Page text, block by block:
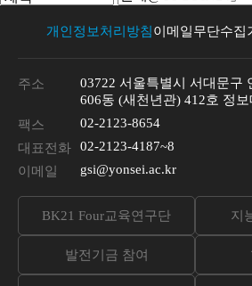
개인정보처리방침이메일무단수집
주소
03722 서울특별시 서대문구
606동 (새천년관) 412호 정
팩스
02-2123-8654
대표전화
02-2123-4187~8
이메일
gsi@yonsei.ac.kr
BK21 Four교육연구단 지
발전기금 참여